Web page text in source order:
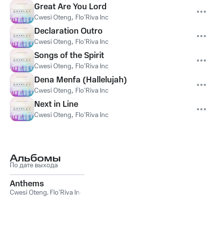
Great Are You Lord
Cwesi Oteng, Flo’Riva Inc
Declaration Outro
Cwesi Oteng, Flo’Riva Inc
Songs of the Spirit
Cwesi Oteng, Flo’Riva Inc
Dena Menfa (Hallelujah)
Cwesi Oteng, Flo’Riva Inc
Next in Line
Cwesi Oteng, Flo’Riva Inc
Альбомы
По дате выхода
Anthems
Cwesi Oteng, Flo’Riva Inc